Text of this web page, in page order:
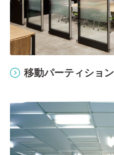
移動パーティション